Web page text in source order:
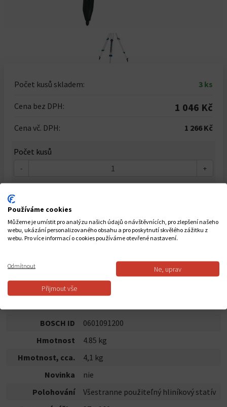
Počet kusů skladem: 3 ks
Cena bez DPH: 1 046 Kč
Cena vč. DPH: 1 266 Kč
Počet kusů
- +
Dostupnost: Skladem
Stavební stativ BT 160, Všestranný hliníkový stativ, Rychloupínací,
Snadné přenášení díky ramennímu popruhu, Vysoká stabilita na
BOSCH ID
0601091200
Hmotnost
4.85 kg
Hmotnost, cca.
4,1 kg
Novinka
nie
Polohování
Všestranne použiteľný hliníkový statív
Používáme cookies
Můžeme je umístit pro analýzu našich údajů o návštěvnících, pro zlepšení našeho
webu, ukázání personalizovaného obsahu a pro poskytnutí skvělého zážitku z
webu. Pro více informací o cookies používáme otevřené nastavení.
Odmítnout Ne, uprav
Přijmout vše